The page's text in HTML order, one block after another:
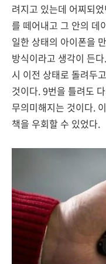
려지고 있는데 어찌되
를 떼어내고 그 안의 데
일한 상태의 아이폰을
방식이라고 생각이 든
시 이전 상태로 돌려두
것이다. 9번을 틀려도
무의미해지는 것이다.
책을 우회할 수 있었다.